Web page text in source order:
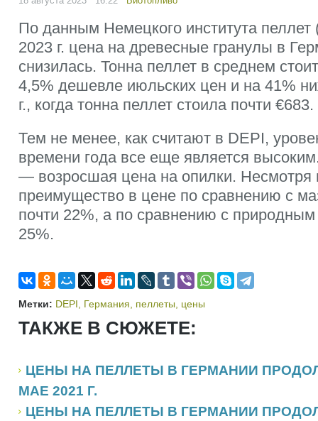
По данным Немецкого института пеллет
2023 г. цена на древесные гранулы в
снизилась. Тонна пеллет в среднем
4,5% дешевле июльских цен и на 41%
г., когда тонна пеллет стоила почти €683.
Тем не менее, как считают в DEPI,
времени года все еще является
— возросшая цена на опилки. Несмотря
преимущество в цене по сравнению с
почти 22%, а по сравнению с
25%.
Метки: DEPI Германия пеллеты цены
ТАКЖЕ В СЮЖЕТЕ:
ЦЕНЫ НА ПЕЛЛЕТЫ В ГЕРМАНИИ
МАЕ 2021 Г.
ЦЕНЫ НА ПЕЛЛЕТЫ В ГЕРМАНИИ